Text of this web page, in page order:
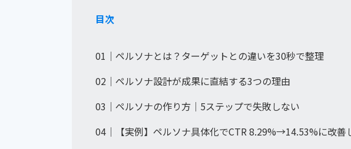
目次
01｜ペルソナとは？ターゲットとの違いを30秒で整理
02｜ペルソナ設計が成果に直結する3つの理由
03｜ペルソナの作り方｜5ステップで失敗しない
04｜【実例】ペルソナ具体化でCTR 8.29%→14.53%に改善